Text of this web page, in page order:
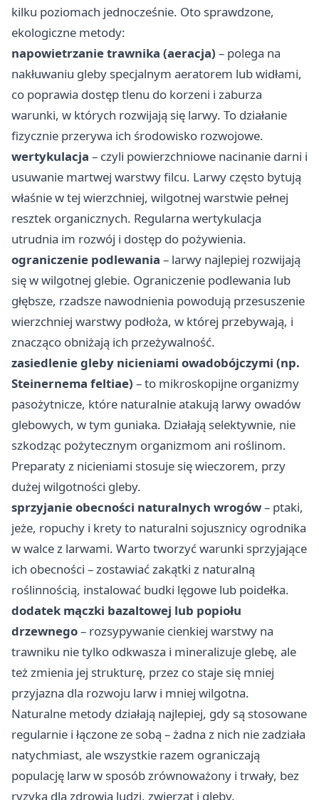
kilku poziomach jednocześnie. Oto sprawdzone,
ekologiczne metody:
napowietrzanie trawnika (aeracja) – polega na
nakłuwaniu gleby specjalnym aeratorem lub widłami,
co poprawia dostęp tlenu do korzeni i zaburza
warunki, w których rozwijają się larwy. To działanie
fizycznie przerywa ich środowisko rozwojowe.
wertykulacja – czyli powierzchniowe nacinanie darni i
usuwanie martwej warstwy filcu. Larwy często bytują
właśnie w tej wierzchniej, wilgotnej warstwie pełnej
resztek organicznych. Regularna wertykulacja
utrudnia im rozwój i dostęp do pożywienia.
ograniczenie podlewania – larwy najlepiej rozwijają
się w wilgotnej glebie. Ograniczenie podlewania lub
głębsze, rzadsze nawodnienia powodują przesuszenie
wierzchniej warstwy podłoża, w której przebywają, i
znacząco obniżają ich przeżywalność.
zasiedlenie gleby nicieniami owadobójczymi (np.
Steinernema feltiae) – to mikroskopijne organizmy
pasożytnicze, które naturalnie atakują larwy owadów
glebowych, w tym guniaka. Działają selektywnie, nie
szkodząc pożytecznym organizmom ani roślinom.
Preparaty z nicieniami stosuje się wieczorem, przy
dużej wilgotności gleby.
sprzyjanie obecności naturalnych wrogów– ptaki,
jeże, ropuchy i krety to naturalni sojusznicy ogrodnika
w walce z larwami. Warto tworzyć warunki sprzyjające
ich obecności – zostawiać zakątki z naturalną
roślinnością, instalować budki lęgowe lub poidełka.
dodatek mączki bazaltowej lub popiołu
drzewnego– rozsypywanie cienkiej warstwy na
trawniku nie tylko odkwasza i mineralizuje glebę, ale
też zmienia jej strukturę, przez co staje się mniej
przyjazna dla rozwoju larw i mniej wilgotna.
Naturalne metody działają najlepiej, gdy są stosowane
regularnie i łączone ze sobą – żadna z nich nie zadziała
natychmiast, ale wszystkie razem ograniczają
populację larw w sposób zrównoważony i trwały, bez
ryzyka dla zdrowia ludzi, zwierząt i gleby.